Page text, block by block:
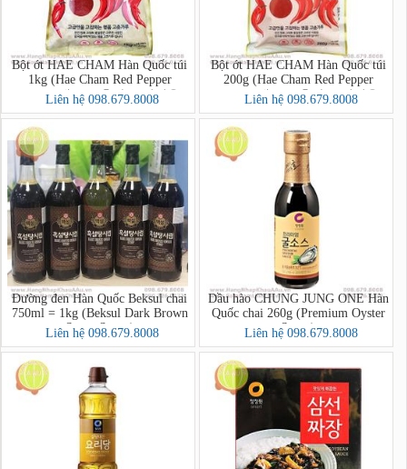
Bột ớt HAE CHAM Hàn Quốc túi
1kg (Hae Cham Red Pepper
Powder-대주 고추가루 김치용)
Liên hệ 098.679.8008
Bột ớt HAE CHAM Hàn Quốc túi
200g (Hae Cham Red Pepper
Powder-대주 고추가루 김치용)
Liên hệ 098.679.8008
Đường đen Hàn Quốc Beksul chai
750ml = 1kg (Beksul Dark Brown
Sugar Syrup)
Liên hệ 098.679.8008
Dầu hào CHUNG JUNG ONE Hàn
Quốc chai 260g (Premium Oyster
Sauce)
Liên hệ 098.679.8008